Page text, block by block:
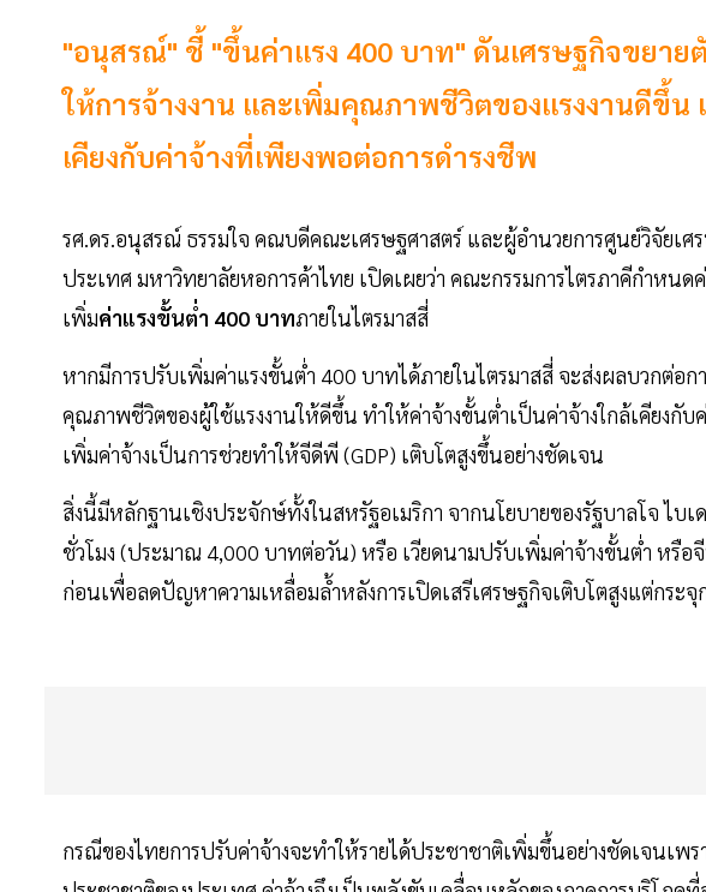
"อนุสรณ์" ชี้ "ขึ้นค่าแรง 400 บาท" ดันเศรษฐกิจขยาย
ให้การจ้างงาน และเพิ่มคุณภาพชีวิตของแรงงานดีขึ้น
เคียงกับค่าจ้างที่เพียงพอต่อการดำรงชีพ
รศ.ดร.อนุสรณ์ ธรรมใจ คณบดีคณะเศรษฐศาสตร์ และผู้อำนวยการศูนย์วิจัยเศ
ประเทศ มหาวิทยาลัยหอการค้าไทย เปิดเผยว่า คณะกรรมการไตรภาคีกำหนด
เพิ่มค่าแรงขั้นต่ำ 400 บาทภายในไตรมาสสี่
หากมีการปรับเพิ่มค่าแรงขั้นต่ำ 400 บาทได้ภายในไตรมาสสี่ จะส่งผลบวกต่อก
คุณภาพชีวิตของผู้ใช้แรงงานให้ดีขึ้น ทำให้ค่าจ้างขั้นต่ำเป็นค่าจ้างใกล้เคียงกั
เพิ่มค่าจ้างเป็นการช่วยทำให้จีดีพี (GDP) เติบโตสูงขึ้นอย่างชัดเจน
สิ่งนี้มีหลักฐานเชิงประจักษ์ทั้งในสหรัฐอเมริกา จากนโยบายของรัฐบาลโจ ไบ
ชั่วโมง (ประมาณ 4,000 บาทต่อวัน) หรือ เวียดนามปรับเพิ่มค่าจ้างขั้นต่ำ หรือ
ก่อนเพื่อลดปัญหาความเหลื่อมล้ำหลังการเปิดเสรีเศรษฐกิจเติบโตสูงแต่กระจุ
กรณีของไทยการปรับค่าจ้างจะทำให้รายได้ประชาชาติเพิ่มขึ้นอย่างชัดเจนเ